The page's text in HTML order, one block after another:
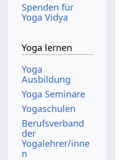
Spenden für
Yoga Vidya
Yoga lernen
Yoga
Ausbildung
Yoga Seminare
Yogaschulen
Berufsverband
der
Yogalehrer/inne
n